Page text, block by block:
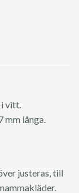
vitt.
mm långa.
justeras, till